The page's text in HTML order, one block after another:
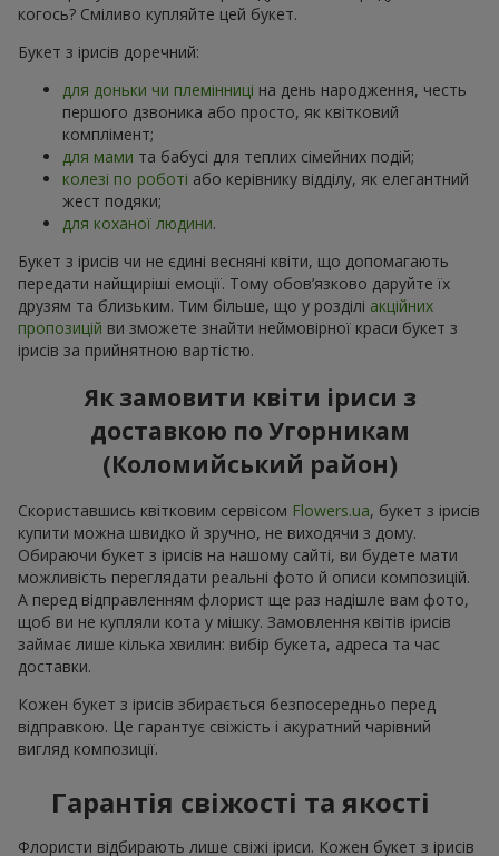
когось? Сміливо купляйте цей букет.
Букет з ірисів доречний:
для доньки чи племінниці на день народження, честь
першого дзвоника або просто, як квітковий
комплімент;
для мами та бабусі для теплих сімейних подій;
колезі по роботі або керівнику відділу, як елегантний
жест подяки;
для коханої людини.
Букет з ірисів чи не єдині весняні квіти, що допомагають
передати найщиріші емоції. Тому обов’язково даруйте їх
друзям та близьким. Тим більше, що у розділі акційних
пропозицій ви зможете знайти неймовірної краси букет з
ірисів за прийнятною вартістю.
Як замовити квіти іриси з
доставкою по Угорникам
(Коломийський район)
Скориставшись квітковим сервісом Flowers.ua, букет з ірисів
купити можна швидко й зручно, не виходячи з дому.
Обираючи букет з ірисів на нашому сайті, ви будете мати
можливість переглядати реальні фото й описи композицій.
А перед відправленням флорист ще раз надішле вам фото,
щоб ви не купляли кота у мішку. Замовлення квітів ірисів
займає лише кілька хвилин: вибір букета, адреса та час
доставки.
Кожен букет з ірисів збирається безпосередньо перед
відправкою. Це гарантує свіжість і акуратний чарівний
вигляд композиції.
Гарантія свіжості та якості
Флористи відбирають лише свіжі іриси. Кожен букет з ірисів